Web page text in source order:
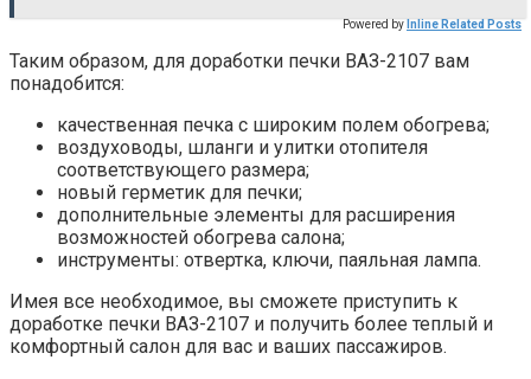
Powered by Inline Related Posts
Таким образом, для доработки печки ВАЗ-2107 вам
понадобится:
качественная печка с широким полем обогрева;
воздуховоды, шланги и улитки отопителя
соответствующего размера;
новый герметик для печки;
дополнительные элементы для расширения
возможностей обогрева салона;
инструменты: отвертка, ключи, паяльная лампа.
Имея все необходимое, вы сможете приступить к
доработке печки ВАЗ-2107 и получить более теплый и
комфортный салон для вас и ваших пассажиров.